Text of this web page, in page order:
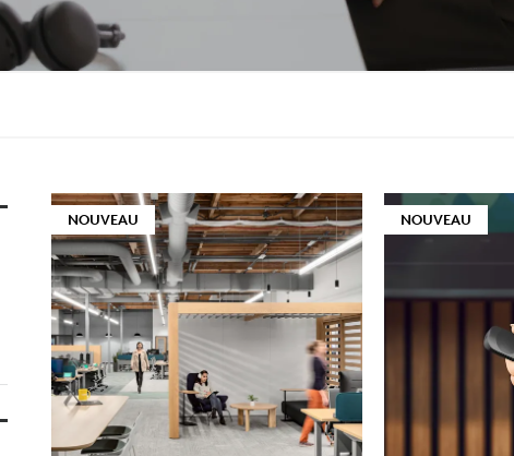
NOUVEAU NOUVEAU